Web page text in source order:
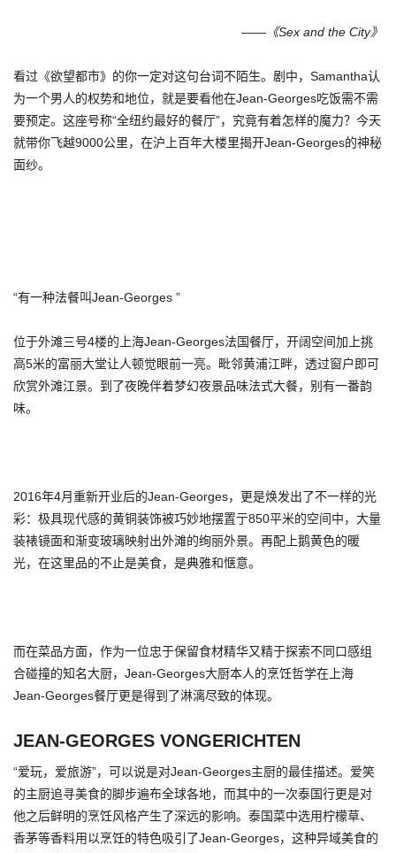
——《Sex and the City》
看过《欲望都市》的你一定对这句台词不陌生。剧中，Samantha认
为一个男人的权势和地位，就是要看他在Jean-Georges吃饭需不需
要预定。这座号称“全纽约最好的餐厅”，究竟有着怎样的魔力？今天
就带你飞越9000公里，在沪上百年大楼里揭开Jean-Georges的神秘
面纱。
“有一种法餐叫Jean-Georges ”
位于外滩三号4楼的上海Jean-Georges法国餐厅，开阔空间加上挑
高5米的富丽大堂让人顿觉眼前一亮。毗邻黄浦江畔，透过窗户即可
欣赏外滩江景。到了夜晚伴着梦幻夜景品味法式大餐，别有一番韵
味。
2016年4月重新开业后的Jean-Georges，更是焕发出了不一样的光
彩：极具现代感的黄铜装饰被巧妙地摆置亍850平米的空间中，大量
装裱镜面和渐变玻璃映射出外滩的绚丽外景。再配上鹅黄色的暖
光，在这里品的不止是美食，是典雅和惬意。
而在菜品方面，作为一位忠于保留食材精华又精于探索不同口感组
合碰撞的知名大厨，Jean-Georges大厨本人的烹饪哲学在上海
Jean-Georges餐厅更是得到了淋漓尽致的体现。
JEAN-GEORGES VONGERICHTEN
“爱玩，爱旅游”，可以说是对Jean-Georges主厨的最佳描述。爱笑
的主厨追寻美食的脚步遍布全球各地，而其中的一次泰国行更是对
他之后鲜明的烹饪风格产生了深远的影响。泰国菜中选用柠檬草、
香茅等香料用以烹饪的特色吸引了Jean-Georges，这种异域美食的